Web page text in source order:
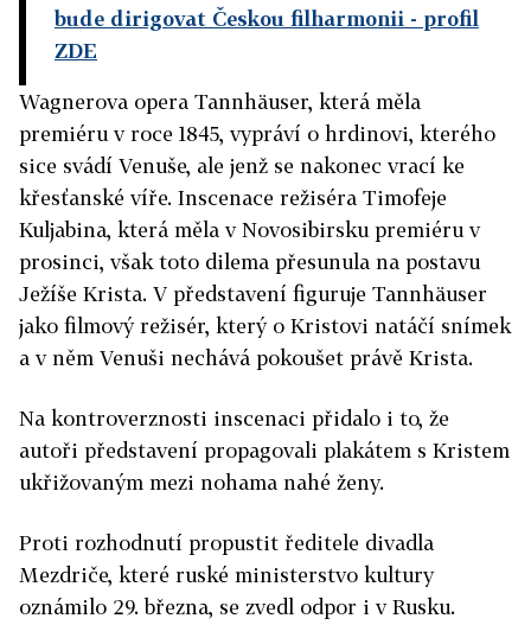
bude dirigovat Českou filharmonii - profil
ZDE
Wagnerova opera Tannhäuser, která měla
premiéru v roce 1845, vypráví o hrdinovi, kterého
sice svádí Venuše, ale jenž se nakonec vrací ke
křesťanské víře. Inscenace režiséra Timofeje
Kuljabina, která měla v Novosibirsku premiéru v
prosinci, však toto dilema přesunula na postavu
Ježíše Krista. V představení figuruje Tannhäuser
jako filmový režisér, který o Kristovi natáčí snímek
a v něm Venuši nechává pokoušet právě Krista.
Na kontroverznosti inscenaci přidalo i to, že
autoři představení propagovali plakátem s Kristem
ukřižovaným mezi nohama nahé ženy.
Proti rozhodnutí propustit ředitele divadla
Mezdriče, které ruské ministerstvo kultury
oznámilo 29. března, se zvedl odpor i v Rusku.